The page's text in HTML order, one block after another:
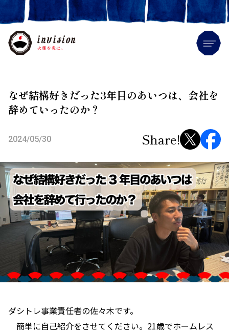
なぜ結構好きだった3年目のあいつは、会社を
辞めていったのか？
2024/05/30 Share!
ダシトレ事業責任者の佐々木です。
簡単に自己紹介をさせてください。21歳でホームレス